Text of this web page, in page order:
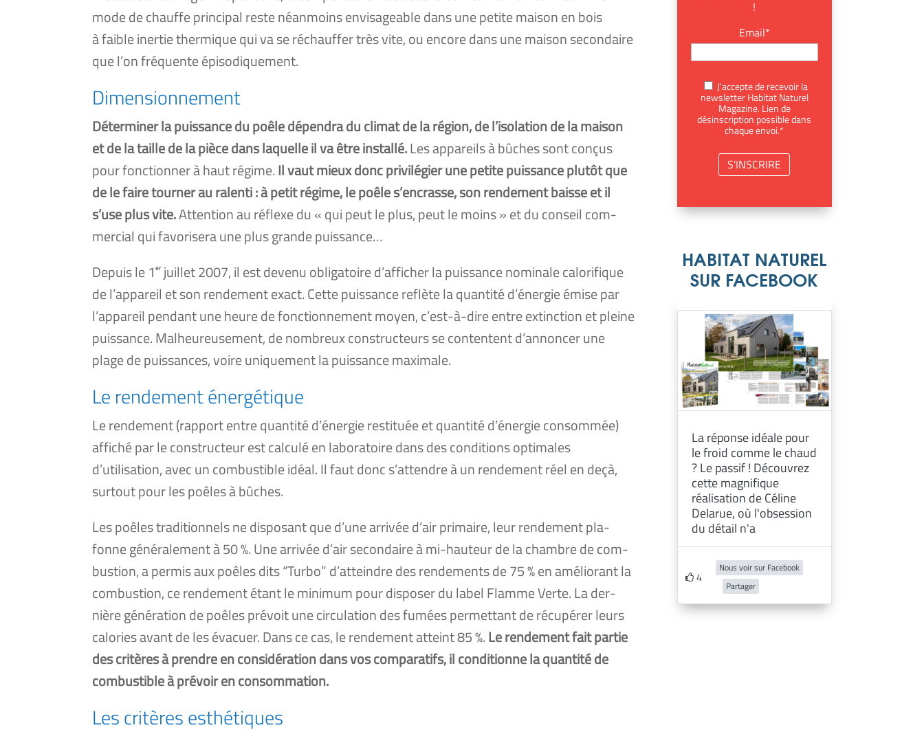
mode de chauffe prin­ci­pal reste néan­moins envi­sa­geable dans une petite mai­son en bois
à faible iner­tie ther­mique qui va se réchauf­fer très vite, ou encore dans une mai­son secon­daire
que l’on fré­quente épi­so­di­que­ment.
Dimensionnement
Déterminer la puis­sance du poêle dépen­dra du cli­mat de la région, de l’isolation de la mai­son
et de la taille de la pièce dans laquelle il va être ins­tal­lé.Les appa­reils à bûches sont conçus
pour fonc­tion­ner à haut régime.Il vaut mieux donc pri­vi­lé­gier une petite puis­sance plu­tôt que
de le faire tour­ner au ralen­ti : à petit régime, le poêle s’encrasse, son ren­de­ment baisse et il
s’use plus vite.Attention au réflexe du « qui peut le plus, peut le moins » et du conseil com­
mer­cial qui favo­ri­se­ra une plus grande puis­sance…
Depuis le 1erjuillet 2007, il est deve­nu obli­ga­toire d’afficher la puis­sance nomi­nale calo­ri­fique
de l’appareil et son ren­de­ment exact. Cette puis­sance reflète la quan­ti­té d’énergie émise par
l’appareil pen­dant une heure de fonc­tion­ne­ment moyen, c’est-à-dire entre extinc­tion et pleine
puis­sance. Malheureusement, de nom­breux construc­teurs se contentent d’annoncer une
plage de puis­sances, voire uni­que­ment la puis­sance maxi­male.
Le rendement énergétique
Le ren­de­ment (rap­port entre quan­ti­té d’énergie res­ti­tuée et quan­ti­té d’énergie consom­mée)
affi­ché par le construc­teur est cal­cu­lé en labo­ra­toire dans des condi­tions opti­males
d’utilisation, avec un com­bus­tible idéal. Il faut donc s’attendre à un ren­de­ment réel en deçà,
sur­tout pour les poêles à bûches.
Les poêles tra­di­tion­nels ne dis­po­sant que d’une arri­vée d’air pri­maire, leur ren­de­ment pla­
fonne géné­ra­le­ment à 50 %. Une arri­vée d’air secon­daire à mi-hau­teur de la chambre de com­
bus­tion, a per­mis aux poêles dits “Turbo” d’atteindre des ren­de­ments de 75 % en amé­lio­rant la
com­bus­tion, ce ren­de­ment étant le mini­mum pour dis­po­ser du label Flamme Verte. La der­
nière géné­ra­tion de poêles pré­voit une cir­cu­la­tion des fumées per­met­tant de récu­pé­rer leurs
calo­ries avant de les éva­cuer. Dans ce cas, le ren­de­ment atteint 85 %.Le ren­de­ment fait par­tie
des cri­tères à prendre en consi­dé­ra­tion dans vos com­pa­ra­tifs, il condi­tionne la quan­ti­té de
com­bus­tible à pré­voir en consom­ma­tion.
Les critères esthétiques
!
Email*
J'accepte de recevoir la
newsletter Habitat Naturel
Magazine. Lien de
désinscription possible dans
chaque envoi.*
HABITAT NATUREL
SUR FACEBOOK
La réponse idéale pour
le froid comme le chaud
? Le passif ! Découvrez
cette magnifique
réalisation de Céline
Delarue, où l'obsession
du détail n'a
4
Nous voir sur Facebook
Partager